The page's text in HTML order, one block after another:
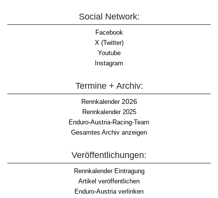
Social Network:
Facebook
X (Twitter)
Youtube
Instagram
Termine + Archiv:
Rennkalender2026
Rennkalender 2025
Enduro-Austria-Racing-Team
Gesamtes Archiv anzeigen
Veröffentlichungen:
Rennkalender Eintragung
Artikel veröffentlichen
Enduro-Austria verlinken